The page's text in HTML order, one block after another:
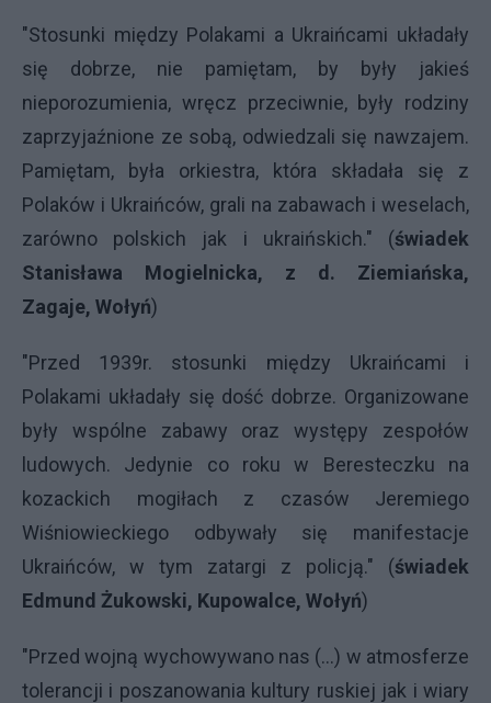
"Stosunki między Polakami a Ukraińcami układały
się dobrze, nie pamiętam, by były jakieś
nieporozumienia, wręcz przeciwnie, były rodziny
zaprzyjaźnione ze sobą, odwiedzali się nawzajem.
Pamiętam, była orkiestra, która składała się z
Polaków i Ukraińców, grali na zabawach i weselach,
zarówno polskich jak i ukraińskich." (świadek
Stanisława Mogielnicka, z d. Ziemiańska,
Zagaje, Wołyń)
"Przed 1939r. stosunki między Ukraińcami i
Polakami układały się dość dobrze. Organizowane
były wspólne zabawy oraz występy zespołów
ludowych. Jedynie co roku w Beresteczku na
kozackich mogiłach z czasów Jeremiego
Wiśniowieckiego odbywały się manifestacje
Ukraińców, w tym zatargi z policją." (świadek
Edmund Żukowski, Kupowalce, Wołyń)
"Przed wojną wychowywano nas (...) w atmosferze
tolerancji i poszanowania kultury ruskiej jak i wiary